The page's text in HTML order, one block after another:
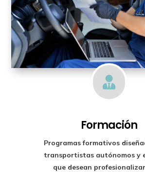

Formación
Programas formativos
transportistas autónomos y
que desean